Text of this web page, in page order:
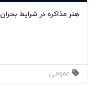
هنر مذاکره در شرایط بحران
عمومی